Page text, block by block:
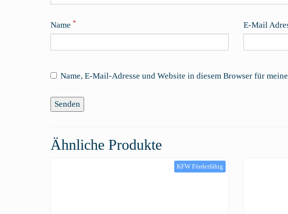
Name * E-Mail
Name, E-Mail-Adresse und Website in diesem Browser für
Ähnliche Produkte
KFW Förderfähig